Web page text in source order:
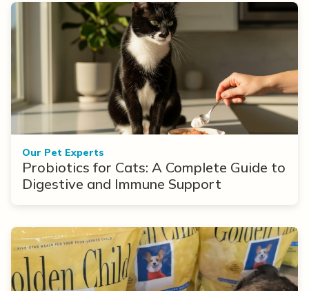
Our Pet Experts
Probiotics for Cats: A Complete Guide to
Digestive and Immune Support